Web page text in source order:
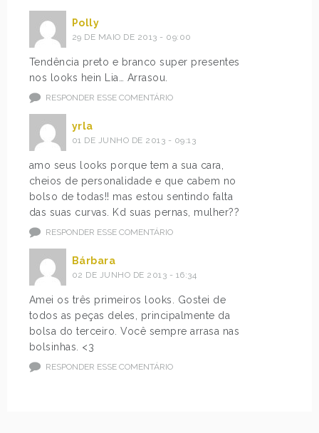
Polly
29 DE MAIO DE 2013 - 09:00
Tendência preto e branco super presentes
nos looks hein Lia… Arrasou.
RESPONDER ESSE COMENTÁRIO
yrla
01 DE JUNHO DE 2013 - 09:13
amo seus looks porque tem a sua cara,
cheios de personalidade e que cabem no
bolso de todas!! mas estou sentindo falta
das suas curvas. Kd suas pernas, mulher??
RESPONDER ESSE COMENTÁRIO
Bárbara
02 DE JUNHO DE 2013 - 16:34
Amei os três primeiros looks. Gostei de
todos as peças deles, principalmente da
bolsa do terceiro. Você sempre arrasa nas
bolsinhas. <3
RESPONDER ESSE COMENTÁRIO